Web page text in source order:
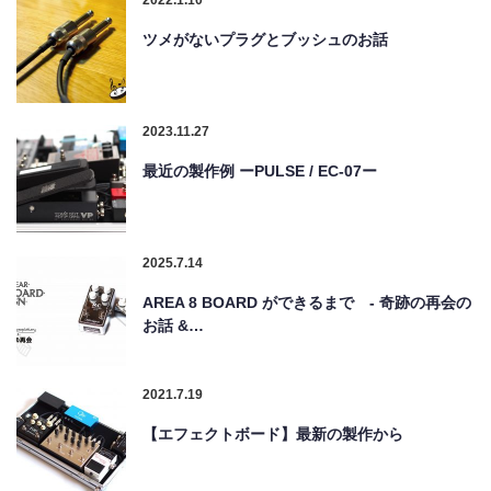
ツメがないプラグとブッシュのお話
2023.11.27
最近の製作例 ーPULSE / EC-07ー
2025.7.14
AREA 8 BOARD ができるまで - 奇跡の再会の
お話 &…
2021.7.19
【エフェクトボード】最新の製作から